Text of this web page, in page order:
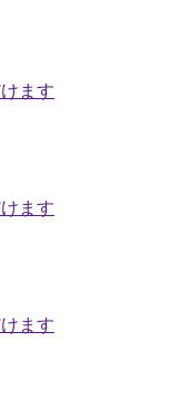
ます
ます
ます